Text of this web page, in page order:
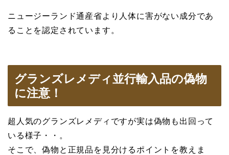
ニュージーランド通産省より人体に害がない成分であ
ることを認定されています。
グランズレメディ並行輸入品の偽物
に注意！
超人気のグランズレメディですが実は偽物も出回って
いる様子・・。
そこで、偽物と正規品を見分けるポイントを教えま